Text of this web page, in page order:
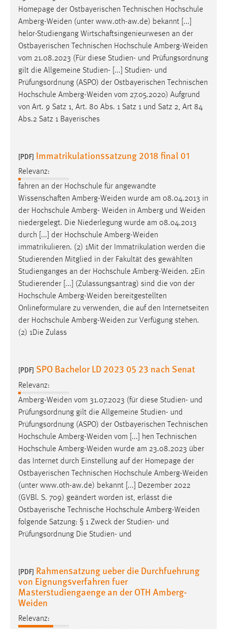
Homepage der Ostbayerischen Technischen Hochschule
Amberg-Weiden (unter www.oth-aw.de) bekannt [...]
helor-Studiengang Wirtschaftsingenieurwesen an der
Ostbayerischen Technischen Hochschule Amberg-Weiden
vom 21.08.2023 (Für diese Studien- und Prüfungsordnung
gilt die Allgemeine Studien- [...] Studien- und
Prüfungsordnung (ASPO) der Ostbayerischen Technischen
Hochschule Amberg-Weiden vom 27.05.2020) Aufgrund
von Art. 9 Satz 1, Art. 80 Abs. 1 Satz 1 und Satz 2, Art 84
Abs.2 Satz 1 Bayerisches
[PDF] Immatrikulationssatzung 2018 final 01
Relevanz:
fahren an der Hochschule für angewandte
Wissenschaften Amberg-Weiden wurde am 08.04.2013 in
der Hochschule Amberg- Weiden in Amberg und Weiden
niedergelegt. Die Niederlegung wurde am 08.04.2013
durch [...] der Hochschule Amberg-Weiden
immatrikulieren. (2) 1Mit der Immatrikulation werden die
Studierenden Mitglied in der Fakultät des gewählten
Studienganges an der Hochschule Amberg-Weiden. 2Ein
Studierender [...] (Zulassungsantrag) sind die von der
Hochschule Amberg-Weiden bereitgestellten
Onlineformulare zu verwenden, die auf den Internetseiten
der Hochschule Amberg-Weiden zur Verfügung stehen.
(2) 1Die Zulass
[PDF] SPO Bachelor LD 2023 05 23 nach Senat
Relevanz:
Amberg-Weiden vom 31.07.2023 (für diese Studien- und
Prüfungsordnung gilt die Allgemeine Studien- und
Prüfungsordnung (ASPO) der Ostbayerischen Technischen
Hochschule Amberg-Weiden vom [...] hen Technischen
Hochschule Amberg-Weiden wurde am 23.08.2023 über
das Internet durch Einstellung auf der Homepage der
Ostbayerischen Technischen Hochschule Amberg-Weiden
(unter www.oth-aw.de) bekannt [...] Dezember 2022
(GVBl. S. 709) geändert worden ist, erlässt die
Ostbayerische Technische Hochschule Amberg-Weiden
folgende Satzung: § 1 Zweck der Studien- und
Prüfungsordnung Die Studien- und
[PDF] Rahmensatzung ueber die Durchfuehrung
von Eignungsverfahren fuer
Masterstudiengaenge an der OTH Amberg-
Weiden
Relevanz:
EXTERNE MEDIEN
Um Inhalte von Videoplattformen und Social Media
Plattformen anzeigen zu können, werden von diesen
externen Medien Cookies gesetzt.
YouTube
Vimeo